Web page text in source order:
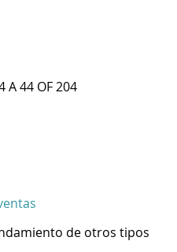
A 44 OF 204
de otros tipos